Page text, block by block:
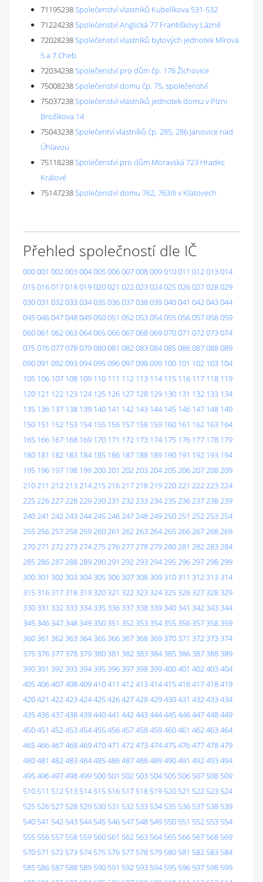
71195238Společenství vlastníků Kubelíkova 531-532
71224238Společenství Anglická 77 Františkovy Lázně
72028238Společenství vlastníků bytových jednotek Mírová
5 a 7 Cheb
72034238Společenství pro dům čp. 176 Žichovice
75008238Společenství domu čp. 75, společenství
75037238Společenství vlastníků jednotek domu v Plzni
Brožíkova 14
75043238Společentví vlastníků čp. 285, 286 Janovice nad
Úhlavou
75118238Společenství pro dům Moravská 723 Hradec
Králové
75147238Společenství domu 762, 763/II v Klatovech
Přehled společností dle IČ
000001 002003004005006007008009010011 012013014
015016017018019020021 022023024025026027028029
030031 032033034035036037038039040041 042043044
045046047048049050051 052053054055056057058059
060061 062063064065066067068069070071 072073074
075076077078079080081 082083084085086087088089
090091 092093094095096097098099 100 101 102 103 104
105 106 107 108 109 110 111 112 113 114 115 116 117 118 119
120 121 122 123 124 125 126 127 128 129 130 131 132 133 134
135 136 137 138 139 140 141 142 143 144 145 146 147 148 149
150 151 152 153 154 155 156 157 158 159 160 161 162 163 164
165 166 167 168 169 170 171 172 173 174 175 176 177 178 179
180 181 182 183 184 185 186 187 188 189 190 191 192 193 194
195 196 197 198 199200201 202203204205206207208209
210211 212213214215216217218219220221 222223224
225226227228229230231 232233234235236237238239
240241 242243244245246247248249250251 252253254
255256257258259260261 262263264265266267268269
270271 272273274275276277278279280281 282283284
285286287288289290291 292293294295296297298299
300301 302303304305306307308309310311 312313314
315316317318319320321 322323324325326327328329
330331 332333334335336337338339340341 342343344
345346347348349350351 352353354355356357358359
360361 362363364365366367368369370371 372373374
375376377378379380381 382383384385386387388389
390391 392393394395396397398399400401 402403404
405406407408409410411 412413414415416417418419
420421 422423424425426427428429430431 432433434
435436437438439440441 442443444445446447448449
450451 452453454455456457458459460461 462463464
465466467468469470471 472473474475476477478479
480481 482483484485486487488489490491 492493494
495496497498499 500 501 502 503 504 505 506 507 508 509
510 511 512 513 514 515 516 517 518 519 520 521 522 523 524
525 526 527 528 529 530 531 532 533 534 535 536 537 538 539
540 541 542 543 544 545 546 547 548 549 550 551 552 553 554
555 556 557 558 559 560 561 562 563 564 565 566 567 568 569
570 571 572 573 574 575 576 577 578 579 580 581 582 583 584
585 586 587 588 589 590 591 592 593 594 595 596 597 598 599